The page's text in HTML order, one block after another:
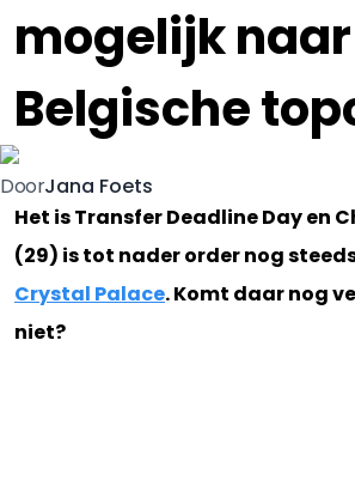
mogelijk
Belgische
DoorJana Foets
Het is Transfer Deadline Day en
(29) is tot nader order nog
Crystal Palace. Komt daar nog
niet?